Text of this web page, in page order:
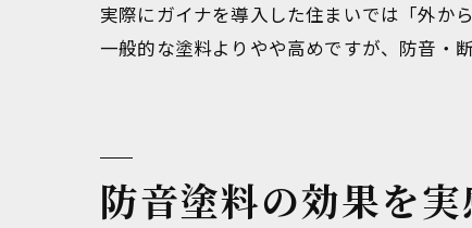
実際にガイナを導入した住まいでは「外か
一般的な塗料よりやや高めですが、防音・
防音塗料の効果を